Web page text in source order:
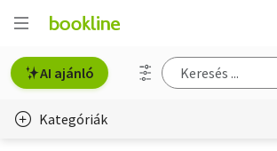
AI ajánló
Kategóriák